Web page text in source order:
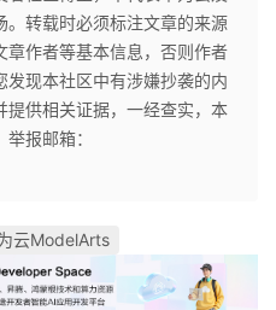
。转载时必须标注文章的来源
章作者等基本信息，否则作者
现本社区中有涉嫌抄袭的内
提供相关证据，一经查实，本
报邮箱：
云ModelArts